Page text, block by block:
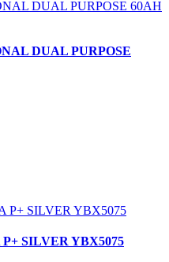
DUAL PURPOSE
SILVER YBX5075